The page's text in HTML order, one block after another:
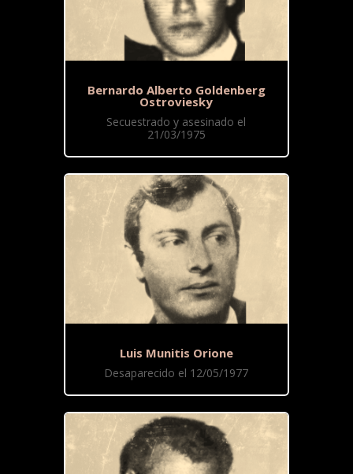
Bernardo Alberto Goldenberg
Ostroviesky
Secuestrado y asesinado el
21/03/1975
Luis Munitis Orione
Desaparecido el 12/05/1977